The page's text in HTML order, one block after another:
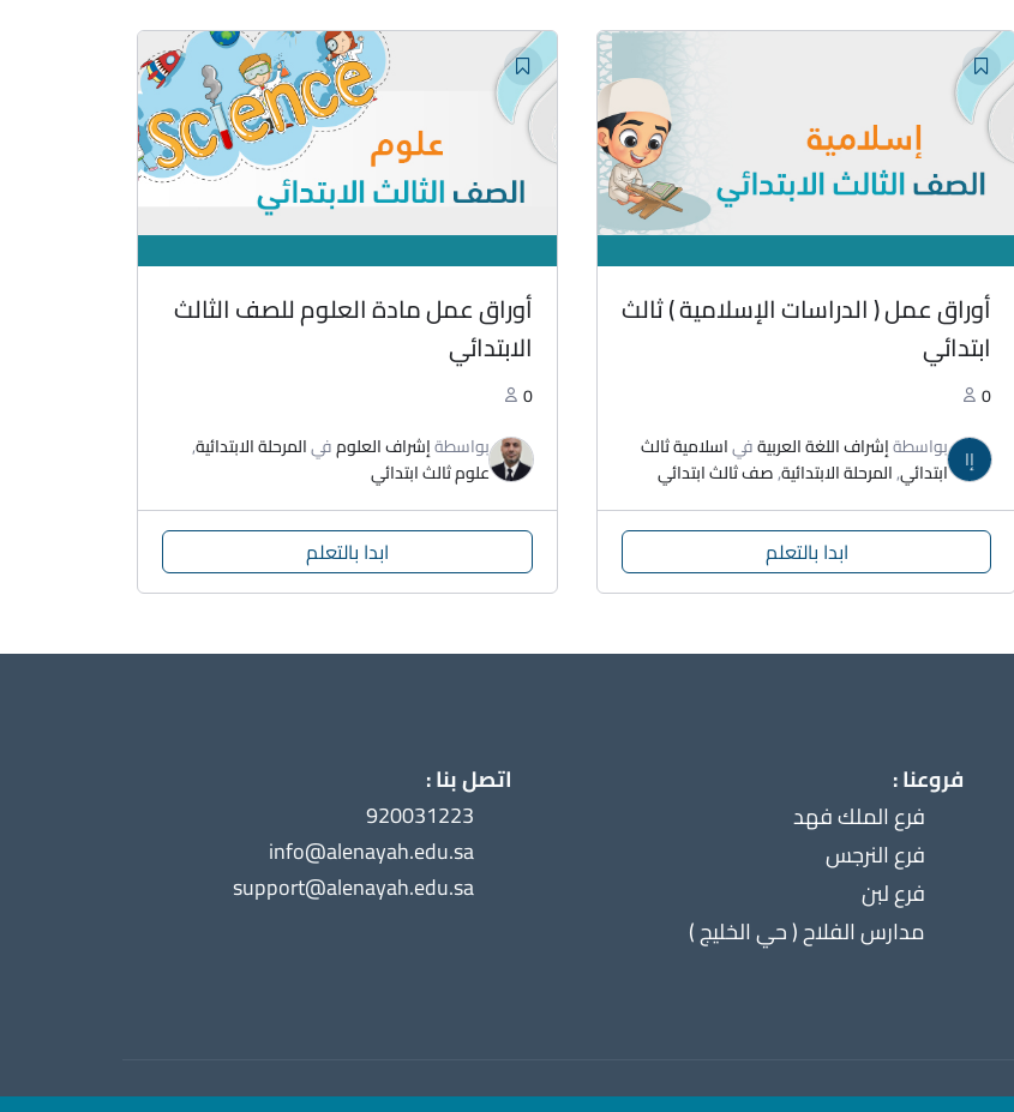
أوراق عمل ( الدراسات الإسلامية ) ثالث
ابتدائي
0
إا بواسطةإشراف اللغة العربيةفياسلامية ثالث
ابتدائي,المرحلة الابتدائية,صف ثالث ابتدائي
ابدا بالتعلم
أوراق عمل مادة العلوم للصف الثالث
الابتدائي
0
بواسطةإشراف العلومفيالمرحلة الابتدائية,
علوم ثالث ابتدائي
ابدا بالتعلم
فروعنا :
فرع الملك فهد
فرع النرجس
فرع لبن
مدارس الفلاح ( حي الخليج )
اتصل بنا :
920031223
info@alenayah.edu.sa
support@alenayah.edu.sa